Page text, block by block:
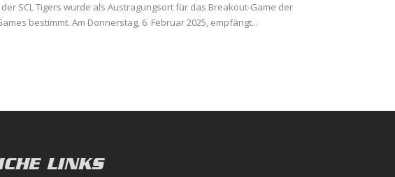
SCL Tigers wurde als Austragungsort für das Breakout-Game der
bestimmt. Am Donnerstag, 6. Februar 2025, empfängt...
LINKS